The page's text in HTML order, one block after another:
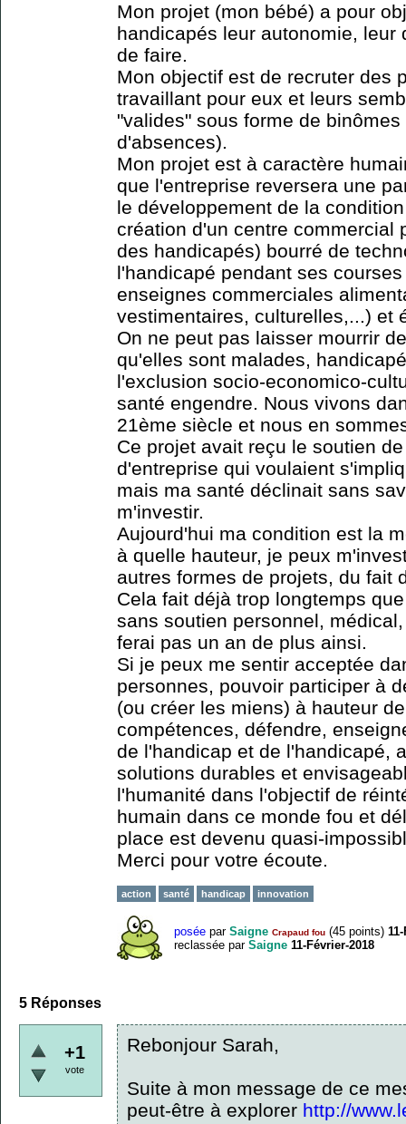
Mon projet (mon bébé) a pour
handicapés leur autonomie,
de faire.
Mon objectif est de recruter des
travaillant pour eux et leurs
"valides" sous forme de
d'absences).
Mon projet est à caractère
que l'entreprise reversera une
le développement de la
création d'un centre commercial
des handicapés) bourré de
l'handicapé pendant ses
enseignes commerciales
vestimentaires, culturelles,...) et
On ne peut pas laisser mourrir
qu'elles sont malades,
l'exclusion socio-economico-
santé engendre. Nous vivons
21ème siècle et nous en
Ce projet avait reçu le soutien
d'entreprise qui voulaient
mais ma santé déclinait sans
m'investir.
Aujourd'hui ma condition est la
à quelle hauteur, je peux
autres formes de projets, du fait
Cela fait déjà trop longtemps
sans soutien personnel,
ferai pas un an de plus ainsi.
Si je peux me sentir acceptée
personnes, pouvoir participer à
(ou créer les miens) à hauteur
compétences, défendre,
de l'handicap et de l'handicapé,
solutions durables et
l'humanité dans l'objectif de
humain dans ce monde fou et
place est devenu quasi-
Merci pour votre écoute.
action santé handicap innovation
posée par Saigne Crapaud fou (45 points)
reclassée par Saigne 11-Février-2018
5 Réponses
+1
vote
Rebonjour Sarah,
Suite à mon message de ce
peut-être à explorer http://